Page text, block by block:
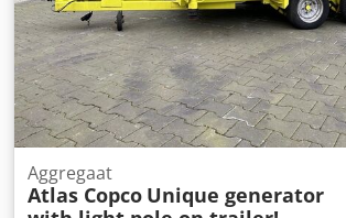
en fouten in de technische specificaties zijn
voorbehouden!) V
Aggregaat
Atlas Copco Unique generator